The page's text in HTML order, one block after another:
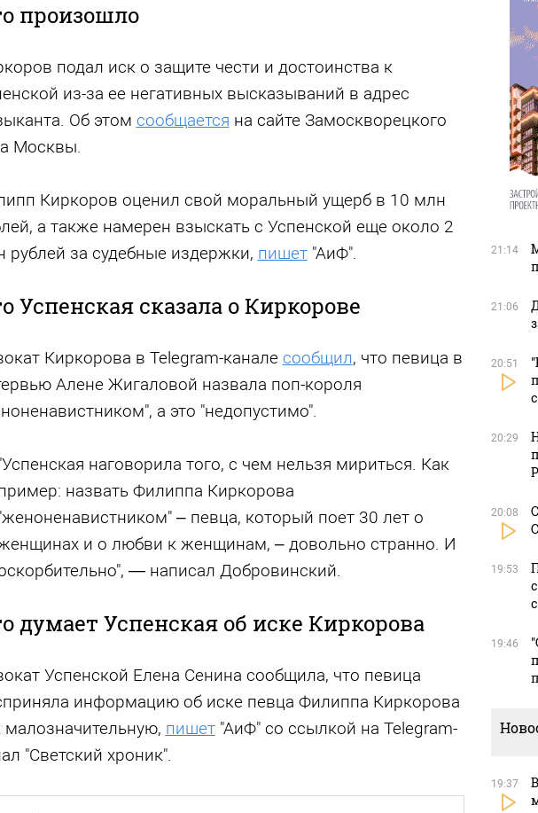
произошло
подал иск о защите чести и достоинства к
из-за ее негативных высказываний в адрес
Об этом сообщается на сайте Замоскворецкого
Москвы.
Киркоров оценил свой моральный ущерб в 10 млн
а также намерен взыскать с Успенской еще около 2
рублей за судебные издержки, пишет"АиФ".
Успенская сказала о Киркорове
Киркорова в Telegram-канале сообщил, что певица в
Алене Жигаловой назвала поп-короля
а это "недопустимо".
наговорила того, с чем нельзя мириться. Как
назвать Филиппа Киркорова
– певца, который поет 30 лет о
и о любви к женщинам, – довольно странно. И
— написал Добровинский.
думает Успенская об иске Киркорова
Успенской Елена Сенина сообщила, что певица
информацию об иске певца Филиппа Киркорова
малозначительную, пишет"АиФ" со ссылкой на Telegram-
"Светский хроник".
21:14
21:06
20:51
20:29
20:08
19:53
19:46
19:37